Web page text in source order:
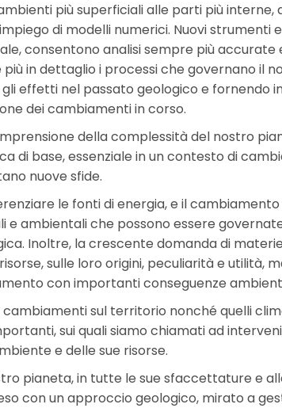
più superficiali alle parti più
di modelli numerici. Nuovi strumenti
consentono analisi sempre più
in dettaglio i processi che governano il
effetti nel passato geologico e fornendo
dei cambiamenti in corso.
della complessità del nostro
di base, essenziale in un contesto di
nuove sfide.
le fonti di energia, e il
e ambientali che possono essere
Inoltre, la crescente domanda di
sulle loro origini, peculiarità e utilità,
con importanti conseguenze
cambiamenti sul territorio nonché quelli
sui quali siamo chiamati ad
e delle sue risorse.
pianeta, in tutte le sue sfaccettature e
con un approccio geologico, mirato a